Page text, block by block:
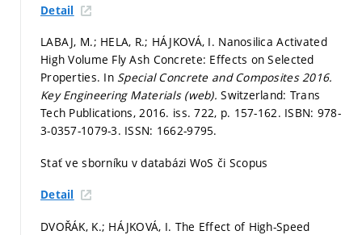
Detail
LABAJ, M.; HELA, R.; HÁJKOVÁ, I. Nanosilica Activated
High Volume Fly Ash Concrete: Effects on Selected
Properties. In Special Concrete and Composites 2016.
Key Engineering Materials (web).Switzerland: Trans
Tech Publications, 2016. iss. 722, p. 157-162. ISBN: 978-
3-0357-1079-3. ISSN: 1662-9795.
Stať ve sborníku v databázi WoS či Scopus
Detail
DVOŘÁK, K.; HÁJKOVÁ, I. The Effect of High-Speed